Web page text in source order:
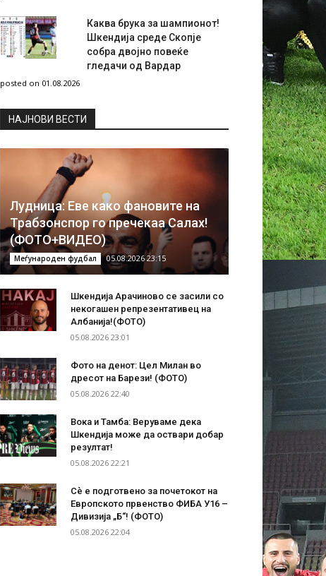
Каква брука за шампионот!
Шкендија среде Скопје
собра двојно повеќе
гледачи од Вардар
posted on 01.08.2026
НAЈНОВИ ВЕСТИ
Лудница: Еве како фановите на
Трабзонспор го пречекаа Салах!
(ФОТО+ВИДЕО)
Меѓународен фудбал 05.08.2026 23:15
Шкендија Арачиново се засили со
некогашен репрезентативец на
Албанија!(ФОТО)
05.08.2026 23:01
Фото на денот: Цел Милан во
дресот на Барези! (ФОТО)
05.08.2026 22:40
Вока и Тамба: Веруваме дека
Шкендија може да оствари добар
резултат!
05.08.2026 22:21
Сѐ е подготвено за почетокот на
Европското првенство ФИБА У16 –
Дивизија „Б“! (ФОТО)
05.08.2026 22:04